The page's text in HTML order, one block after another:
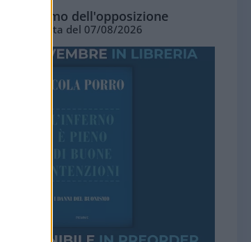
L'ottimismo dell'opposizione
Vignetta del 07/08/2026